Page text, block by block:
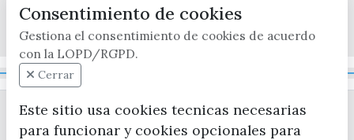
x / twitter facebook youtube instagram
Consentimiento de cookies
Gestiona el consentimiento de cookies de acuerdo
con la LOPD/RGPD.
Cerrar
Este sitio usa cookies tecnicas necesarias
para funcionar y cookies opcionales para